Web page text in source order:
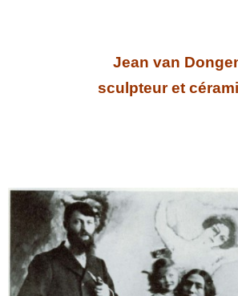
Jean van
sculpteur et